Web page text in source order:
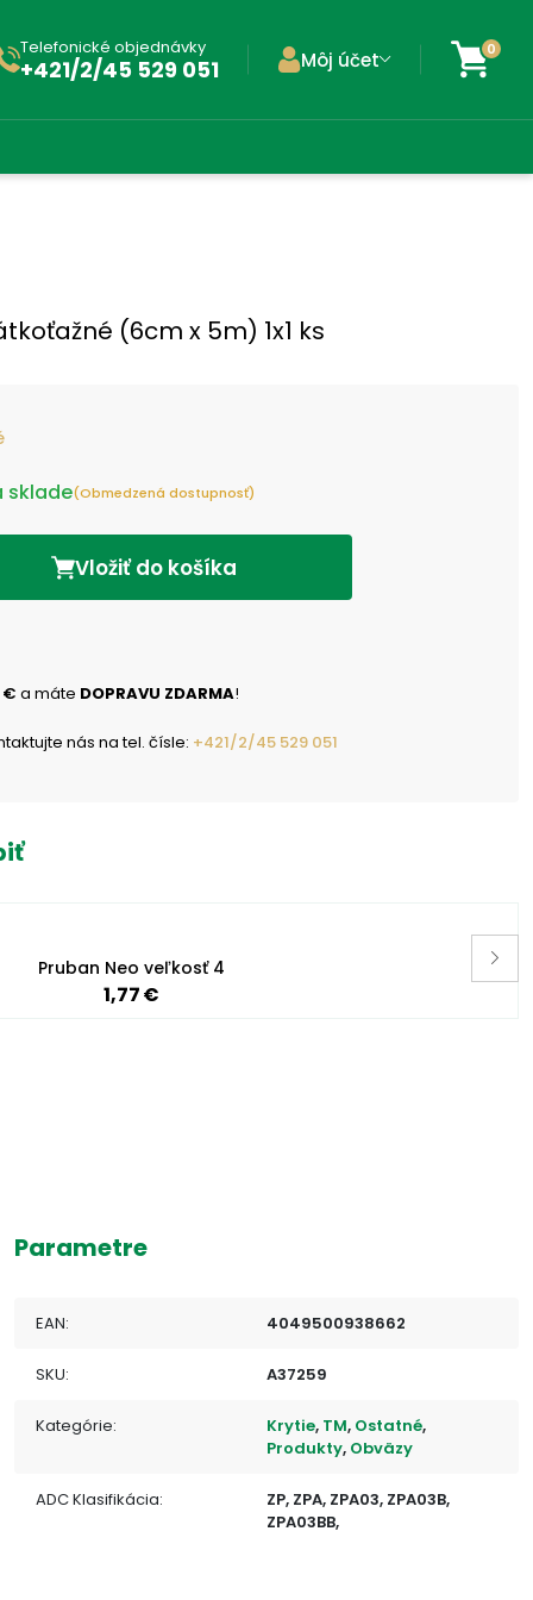
Telefonické objednávky
+421/2/45 529 051 Môj účet 0
(6cm x 5m) 1x1 ks
sklade(Obmedzená dostupnosť)
Vložiť do košíka
€ a máte DOPRAVU ZDARMA!
nás na tel. čísle: +421/2/45 529 051
Pruban Neo veľkosť 4
1,77 €
Parametre
EAN: 4049500938662
SKU: A37259
Kategórie: Krytie, TM, Ostatné,
Produkty, Obväzy
ADC Klasifikácia:
ZP, ZPA, ZPA03, ZPA03B,
ZPA03BB,